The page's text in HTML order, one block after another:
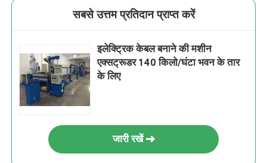
सबसे उत्तम प्रतिदान प्राप्त करें
इलेक्ट्रिक केबल बनाने की मशीन
एक्सट्रूडर 140 किलो/घंटा भवन के तार
के लिए
जारी रखें